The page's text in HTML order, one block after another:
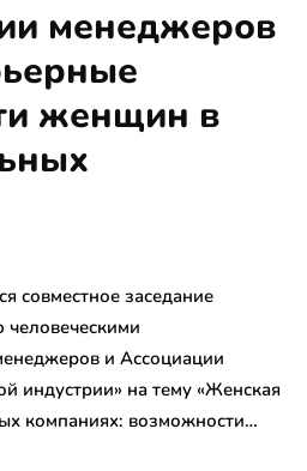
менеджеров
женщин в
совместное заседание
человеческими
и Ассоциации
индустрии» на тему «Женская
компаниях: возможности…